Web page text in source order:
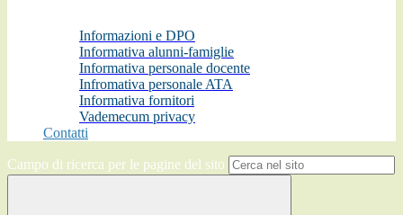
Informazioni e DPO
Informativa alunni-famiglie
Informativa personale docente
Infromativa personale ATA
Informativa fornitori
Vademecum privacy
Contatti
Campo di ricerca per le pagine del sito